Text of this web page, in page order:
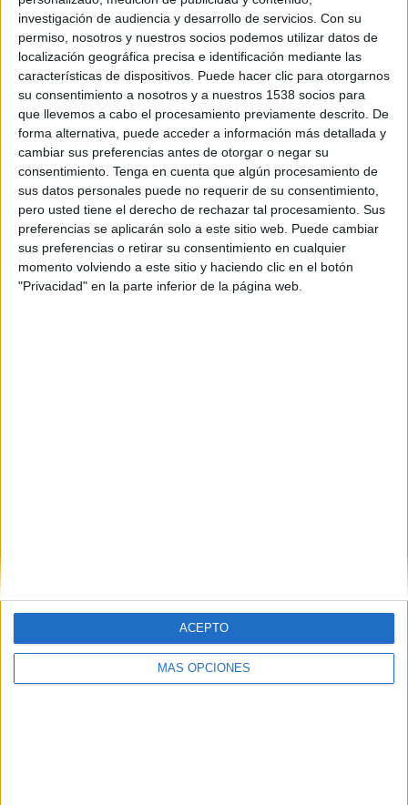
investigación de audiencia y desarrollo de servicios. Con su
permiso, nosotros y nuestros socios podemos utilizar datos de
localización geográfica precisa e identificación mediante las
características de dispositivos. Puede hacer clic para otorgarnos
su consentimiento a nosotros y a nuestros 1538 socios para
que llevemos a cabo el procesamiento previamente descrito. De
forma alternativa, puede acceder a información más detallada y
cambiar sus preferencias antes de otorgar o negar su
consentimiento. Tenga en cuenta que algún procesamiento de
sus datos personales puede no requerir de su consentimiento,
pero usted tiene el derecho de rechazar tal procesamiento. Sus
preferencias se aplicarán solo a este sitio web. Puede cambiar
sus preferencias o retirar su consentimiento en cualquier
momento volviendo a este sitio y haciendo clic en el botón
"Privacidad" en la parte inferior de la página web.
MÁS OPCIONES
ACEPTO
SINOPSIS
El documental comienza en el final
dela polémica tutela que Jamie
Spears obtuvo en 2008 sobre su
hija, la estrella mundial Britney
Spears. Según lo pactado, este
control debería haber acabado en
2009, pero se alargó durante trece
años. El movimiento #FreeBritney y
sus seguidores celebraron la nueva
libertad de la cantante, pero, al
recuperar el control de sus redes